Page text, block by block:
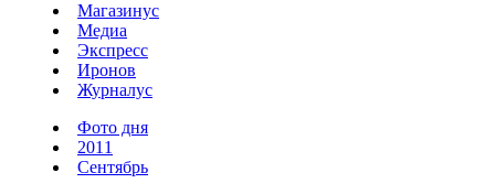
Магазинус
Медиа
Экспресс
Иронов
Журналус
Фото дня
2011
Сентябрь